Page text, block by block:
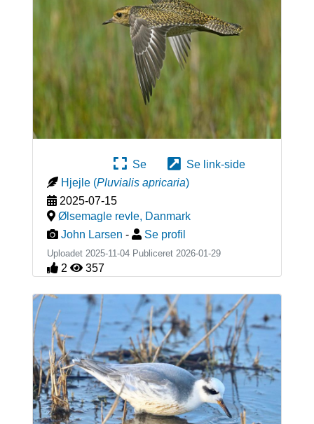
Se
Se link-side
Hjejle (Pluvialis apricaria)
2025-07-15
Ølsemagle revle, Danmark
John Larsen - Se profil
Uploadet 2025-11-04 Publiceret 2026-01-29
2 357